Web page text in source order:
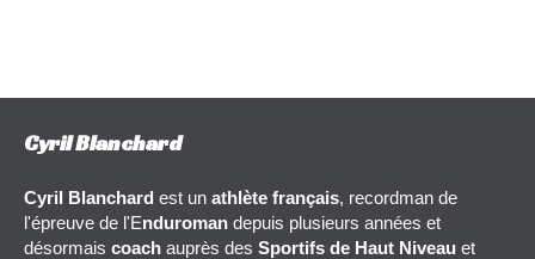
Cyril Blanchard
Cyril Blanchard est un athlète français, recordman de
l'épreuve de l'Enduroman depuis plusieurs années et
désormais coach auprès des Sportifs de Haut Niveau et